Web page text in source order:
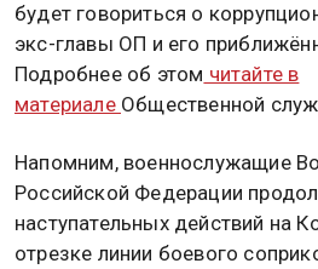
будет говориться о
экс-главы ОП и его
Подробнее об этом читайте в
материале Общественной
Напомним, военнослужащие
Российской Федерации
наступательных действий на
отрезке линии боевого